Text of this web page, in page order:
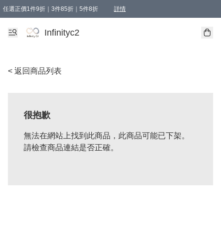
任選正價1件9折｜3件85折｜5件8折 詳情
精選商品，任選買1件或以上減HKD 20.00；買2件或以上減HKD 60.00；買3件
Infinityc2 wears 滿$800免運費
Bucks & Leather 滿$1000免運費
Infinityc2
< 返回商品列表
很抱歉
無法在網站上找到此商品，此商品可能已下架。
請檢查商品連結是否正確。